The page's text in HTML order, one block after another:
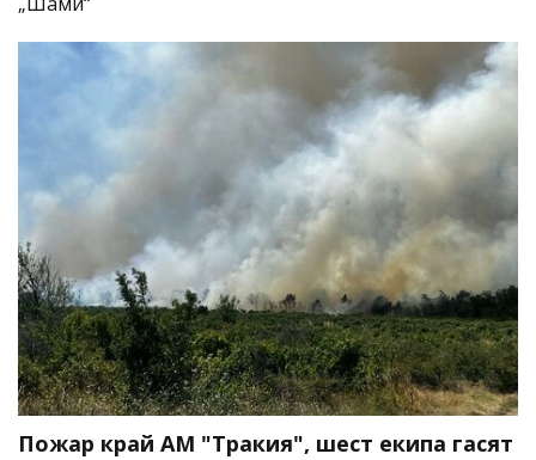
Пожар край АМ "Тракия", шест екипа гасят